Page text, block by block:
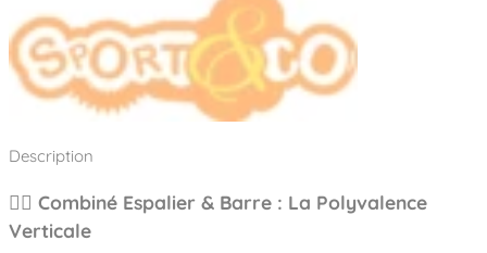
À propos
Nos engagements
Nos Garanties
Notre concept
Notre entreprise
Aires de jeux Bikini & Bermuda®
Tous nos jeux
Jeux inclusifs
Jeux recyclés
Sport & Fitness Sport&Co®
Agrès fitness
Mobilier & accessoires
Description
🧘‍♂️ Combiné Espalier & Barre : La Polyvalence
Verticale